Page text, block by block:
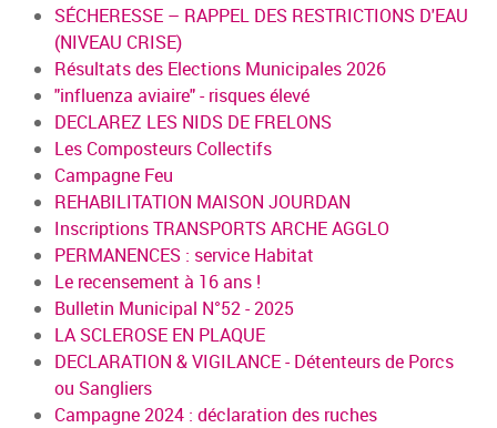
SÉCHERESSE – RAPPEL DES RESTRICTIONS D'EAU
(NIVEAU CRISE)
Résultats des Elections Municipales 2026
"influenza aviaire" - risques élevé
DECLAREZ LES NIDS DE FRELONS
Les Composteurs Collectifs
Campagne Feu
REHABILITATION MAISON JOURDAN
Inscriptions TRANSPORTS ARCHE AGGLO
PERMANENCES : service Habitat
Le recensement à 16 ans !
Bulletin Municipal N°52 - 2025
LA SCLEROSE EN PLAQUE
DECLARATION & VIGILANCE - Détenteurs de Porcs
ou Sangliers
Campagne 2024 : déclaration des ruches